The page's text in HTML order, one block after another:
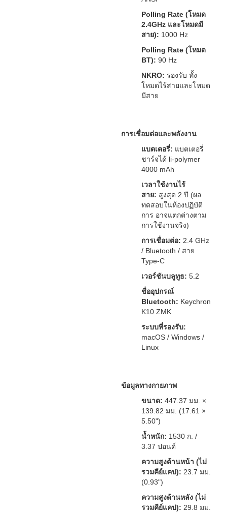
Polling Rate (โหมด
2.4GHz และโหมดมี
สาย): 1000 Hz
Polling Rate (โหมด
BT): 90 Hz
NKRO: รองรับ ทั้ง
โหมดไร้สายและโหมด
มีสาย
การเชื่อมต่อและพลังงาน
แบตเตอรี่: แบตเตอรี่
ชาร์จได้ li-polymer
4000 mAh
เวลาใช้งานไร้
สาย: สูงสุด 2 ปี (ผล
ทดสอบในห้องปฏิบัติ
การ อาจแตกต่างตาม
การใช้งานจริง)
การเชื่อมต่อ: 2.4 GHz
/ Bluetooth / สาย
Type-C
เวอร์ชันบลูทูธ: 5.2
ชื่ออุปกรณ์
Bluetooth: Keychron
K10 ZMK
ระบบที่รองรับ:
macOS / Windows /
Linux
ข้อมูลทางกายภาพ
ขนาด: 447.37 มม. ×
139.82 มม. (17.61 ×
5.50")
น้ำหนัก: 1530 ก. /
3.37 ปอนด์
ความสูงด้านหน้า (ไม่
รวมคีย์แคป): 23.7 มม.
(0.93")
ความสูงด้านหลัง (ไม่
รวมคีย์แคป): 29.8 มม.